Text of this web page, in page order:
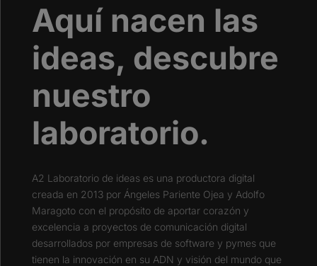
Aquí nacen las
ideas, descubre
nuestro
laboratorio.
A2 Laboratorio de ideas es una productora digital
creada en 2013 por Ángeles Pariente Ojea y Adolfo
Maragoto con el propósito de aportar corazón y
excelencia a proyectos de comunicación digital
desarrollados por empresas de software y pymes que
tienen la innovación en su ADN y visión del mundo que